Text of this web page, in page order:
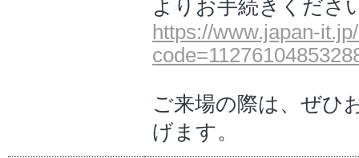
よりお手続きくださ
https://www.japan-
ご来場の際は、ぜひ
げます。